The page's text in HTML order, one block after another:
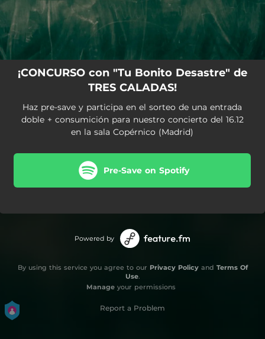
¡CONCURSO con "Tu Bonito Desastre" de
TRES CALADAS!
Haz pre-save y participa en el sorteo de una entrada
doble + consumición para nuestro concierto del 16.12
en la sala Copérnico (Madrid)
Pre-Save on Spotify
Powered by
By using this service you agree to our Privacy Policyand Terms Of
Use.
Manageyour permissions
Report a Problem